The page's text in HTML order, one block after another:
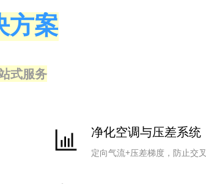
方案
净化空调与压差系统
定向气流+压差梯度，防止交叉
式服务